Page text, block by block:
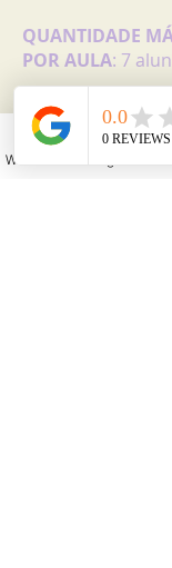
QUANTIDADE
POR AULA: 7
Se tiver mais
contato através